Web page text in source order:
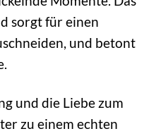
sorgt für einen
und betont
und die Liebe zum
zu einem echten